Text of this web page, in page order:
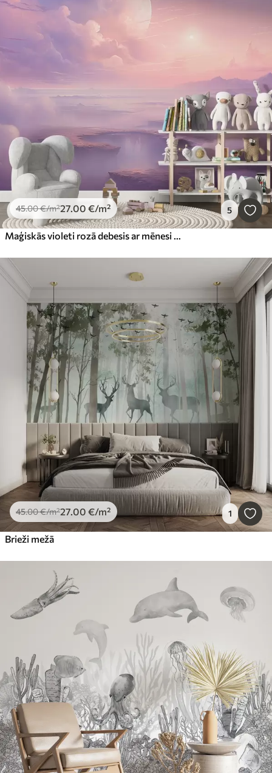
45.00€/m²27.00 €/m² 5
Maģiskās violeti rozā debesis ar mēnesi un mākoņiem
45.00€/m²27.00 €/m² 1
Brieži mežā